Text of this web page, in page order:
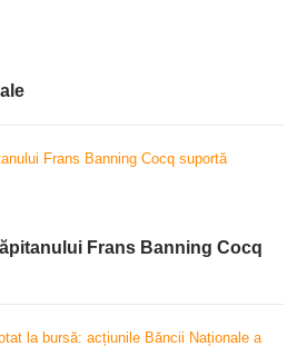
Frans Banning Cocq